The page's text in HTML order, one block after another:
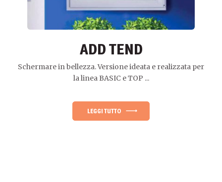
ADD TEND
Schermare in bellezza. Versione ideata e realizzata per
la linea BASIC e TOP ...
LEGGI TUTTO